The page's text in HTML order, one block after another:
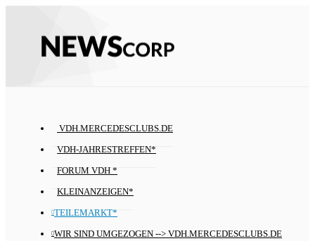
VDH.MERCEDESCLUBS.DE
VDH-JAHRESTREFFEN*
FORUM VDH *
KLEINANZEIGEN*
TEILEMARKT*
WIR SIND UMGEZOGEN --> VDH.MERCEDESCLUBS.DE